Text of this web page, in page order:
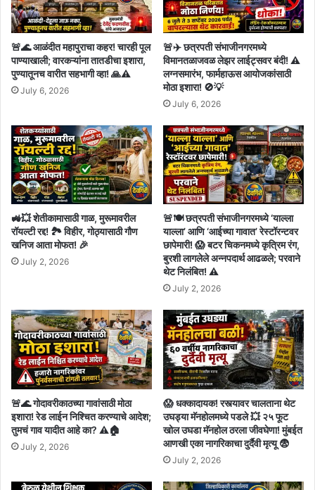
🚨🌊 आळंदीत महापुराचा कहर! चारही पूल
पाण्याखाली; वारकऱ्यांना तातडीचा इशारा,
पुण्यातूनच वारीत सहभागी व्हा! 🙏⚠️
July 6, 2026
🚨✈️ छत्रपती संभाजीनगरमध्ये
विमानतळाजवळ लेझर लाईट्सवर बंदी! ⚠️
लग्नसमारंभ, फार्महाऊस आयोजकांसाठी
मोठा इशारा! 🚫💡
July 6, 2026
🚜💥 शेतीकामासाठी गाळ, मुरूमावरील
रॉयल्टी रद्द! 🏞️ विहीर, गोठ्यासाठी गौण
खनिज आता मोफत! 🎉
July 2, 2026
🚨🍽️ छत्रपती संभाजीनगरमध्ये ‘याल्ला
याल्ला’ आणि ‘आईच्या गावात’ रेस्टॉरन्टवर
छापेमारी! 😱 बटर चिकनमध्ये कृत्रिम रंग,
बुरशी लागलेले अन्नपदार्थ आढळले; परवाने
थेट निलंबित! ⚠️
July 2, 2026
🚨🌊 गोदावरीकाठच्या गावांसाठी मोठा
इशारा! रेड लाईन निश्चित करण्याचे आदेश;
तुमचं गाव यादीत आहे का? ⚠️🏠
July 2, 2026
😱 धक्कादायक! रस्त्यावर चालताना थेट
उघड्या मॅनहोलमध्ये पडले 💥 २५ फूट
खोल उघडा मॅनहोल ठरला जीवघेणा! मुंबईत
आणखी एका नागरिकाचा दुर्दैवी मृत्यू 😨
July 2, 2026